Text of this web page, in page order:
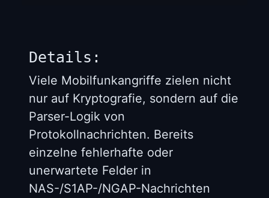
Details:
Viele Mobilfunkangriffe zielen nicht
nur auf Kryptografie, sondern auf die
Parser-Logik von
Protokollnachrichten. Bereits
einzelne fehlerhafte oder
unerwartete Felder in
NAS-/S1AP-/NGAP-Nachrichten